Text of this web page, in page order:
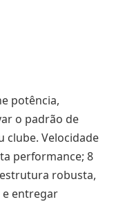
potência,
o padrão de
clube. Velocidade
performance; 8
robusta,
entregar